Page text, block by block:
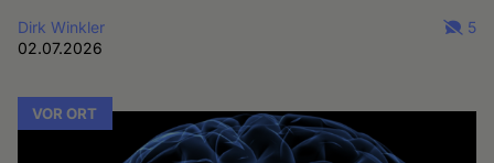
Dirk Winkler
02.07.2026
5
VOR ORT